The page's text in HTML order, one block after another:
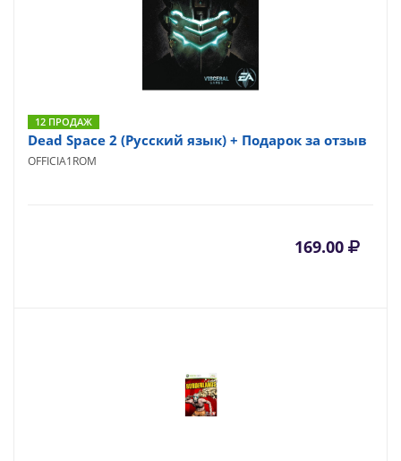
12 ПРОДАЖ
Dead Space 2 (Русский язык) + Подарок за отзыв
OFFICIA1ROM
169.00